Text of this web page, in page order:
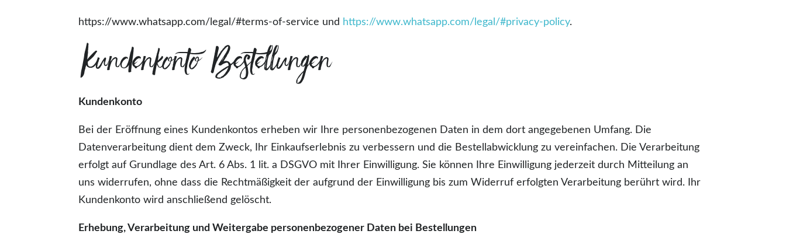
https://www.whatsapp.com/legal/#terms-of-service und https://www.whatsapp.com/legal/#privacy-policy.
Kundenkonto Bestellungen
Kundenkonto
Bei der Eröffnung eines Kundenkontos erheben wir Ihre personenbezogenen Daten in dem dort angegebenen Umfang. Die
Datenverarbeitung dient dem Zweck, Ihr Einkaufserlebnis zu verbessern und die Bestellabwicklung zu vereinfachen. Die Verarbeitung
erfolgt auf Grundlage des Art. 6 Abs. 1 lit. a DSGVO mit Ihrer Einwilligung. Sie können Ihre Einwilligung jederzeit durch Mitteilung an
uns widerrufen, ohne dass die Rechtmäßigkeit der aufgrund der Einwilligung bis zum Widerruf erfolgten Verarbeitung berührt wird. Ihr
Kundenkonto wird anschließend gelöscht.
Erhebung, Verarbeitung und Weitergabe personenbezogener Daten bei Bestellungen